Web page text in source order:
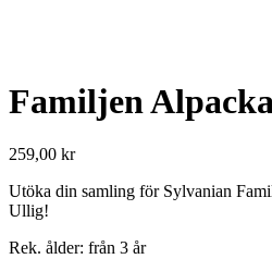
Familjen
259,00 kr
Utöka din samling för Sylvanian
Ullig!
Rek. ålder: från 3 år